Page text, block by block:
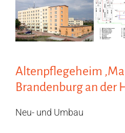
Altenpflegeheim
Brandenburg an der
Neu- und Umbau